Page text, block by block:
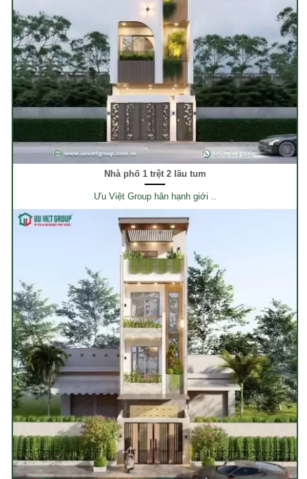
Nhà phố 1 trệt 2 lầu tum
Ưu Việt Group hân hạnh giới ..